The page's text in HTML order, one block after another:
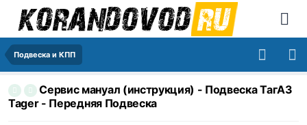
Подвеска и КПП
Сервис мануал (инструкция) - Подвеска ТагАЗ
Tager - Передняя Подвеска